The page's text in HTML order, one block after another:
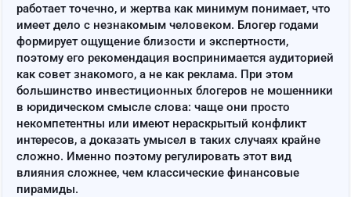
работает точечно, и жертва как минимум понимает, что
имеет дело с незнакомым человеком. Блогер годами
формирует ощущение близости и экспертности,
поэтому его рекомендация воспринимается аудиторией
как совет знакомого, а не как реклама. При этом
большинство инвестиционных блогеров не мошенники
в юридическом смысле слова: чаще они просто
некомпетентны или имеют нераскрытый конфликт
интересов, а доказать умысел в таких случаях крайне
сложно. Именно поэтому регулировать этот вид
влияния сложнее, чем классические финансовые
пирамиды.